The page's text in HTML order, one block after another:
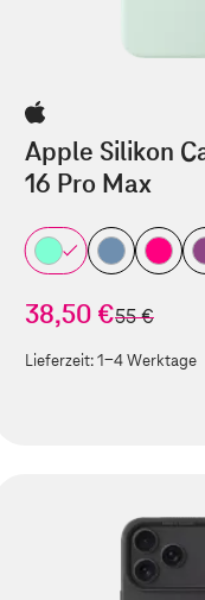
Apple Silikon
16 Pro Max
38,50 €statt
55 €
Lieferzeit:1-4 Werktage